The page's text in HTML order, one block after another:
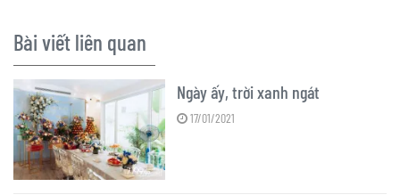
Bài viết liên quan
Ngày ấy, trời xanh ngát
17/01/2021